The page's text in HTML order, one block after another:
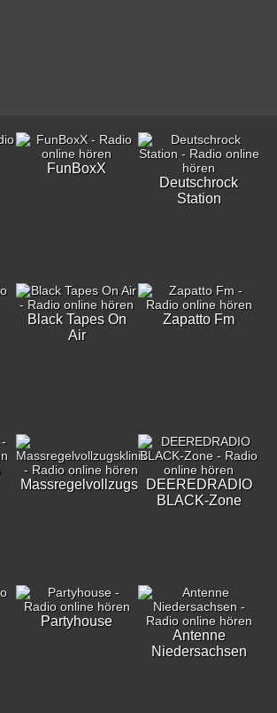
FunBoxX
Deutschrock
Station
Black Tapes On
Air
Zapatto Fm
MassregelvollzugsklinikDEEREDRADIO
BLACK-Zone
Partyhouse
Antenne
Niedersachsen